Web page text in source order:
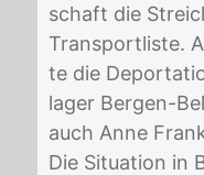
schaft die
Trans­port­lis­te.
te die
la­ger Ber­gen-
auch Anne
Die Si­tua­ti­on in